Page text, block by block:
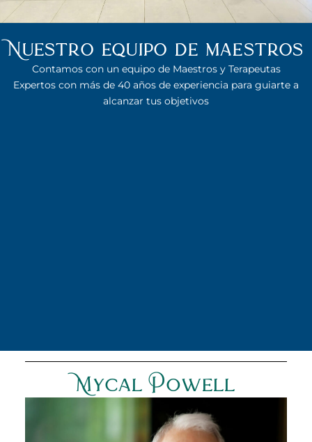
Nuestro equipo de maestros
Contamos con un equipo de Maestros y Terapeutas
Expertos con más de 40 años de experiencia para guiarte a
alcanzar tus objetivos
Mycal Powell